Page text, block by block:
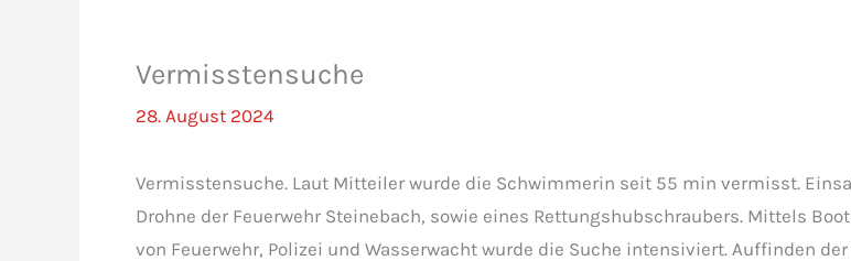
Vermisstensuche
28. August 2024
Vermisstensuche. Laut Mitteiler wurde die Schwimmerin seit 55 min vermisst.
Drohne der Feuerwehr Steinebach, sowie eines Rettungshubschraubers. Mittels
von Feuerwehr, Polizei und Wasserwacht wurde die Suche intensiviert. Auffinden